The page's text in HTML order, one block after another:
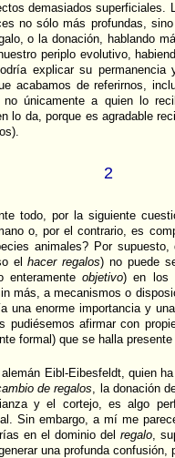
demasiados superficiales.
no sólo más profundas,
o la donación, hablando
periplo evolutivo,
explicar su
acabamos de referirnos,
únicamente a quien lo
lo da, porque es agradable
2
todo, por la siguiente
o, por el contrario, es
animales? Por
elhacer regalos) no puede
enteramenteobjetivo) en los
más, a mecanismos o
una enorme importancia y
pudiésemos afirmar con
formal) que se halla
Eibl-Eibesfeldt, quien
de regalos, la donación
y el cortejo, es algo
Sin embargo, a mí me
en el dominio del regalo,
una profunda confusión,